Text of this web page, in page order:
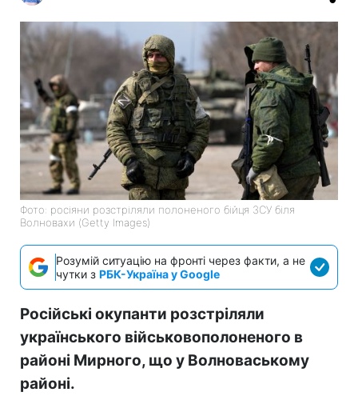
Фото: росіяни розстріляли полоненого бійця ЗСУ біля
Волновахи (Getty Images)
Розумій ситуацію на фронті через факти, а не
чутки з РБК-Україна у Google
Російські окупанти розстріляли
українського військовополоненого в
районі Мирного, що у Волноваському
районі.